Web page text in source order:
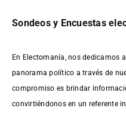
Sondeos y Encuestas
En Electomanía, nos dedicamos
panorama político a través de
compromiso es brindar
convirtiéndonos en un referente